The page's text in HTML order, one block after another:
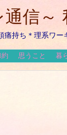
通信～
痛持ち＊理系ワ
思うこと 暮